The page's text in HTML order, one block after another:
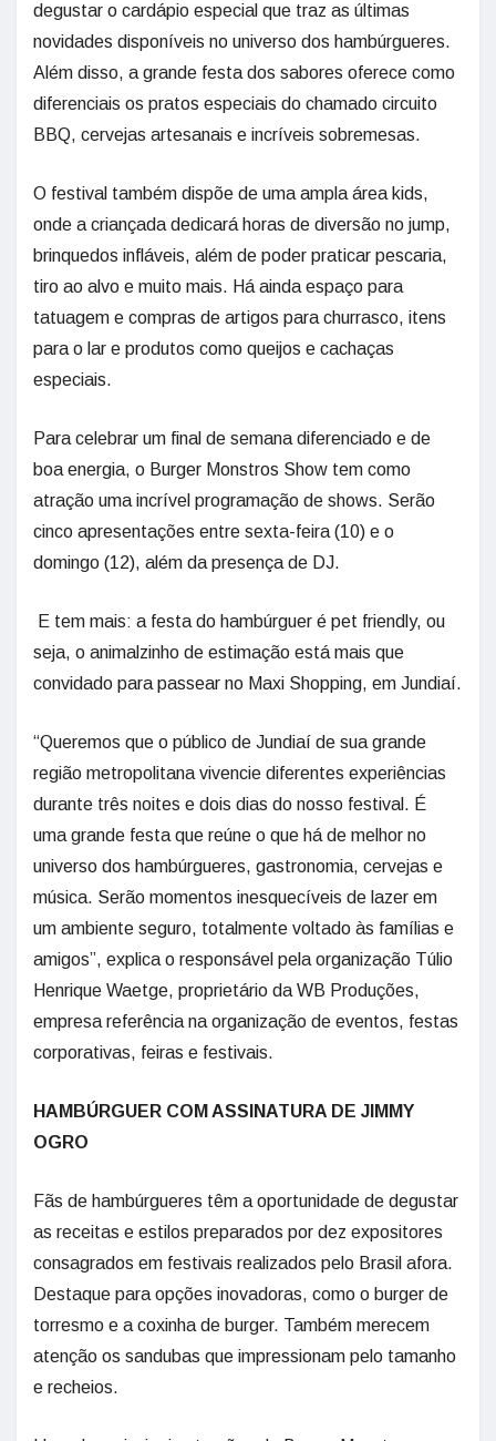
degustar o cardápio especial que traz as últimas
novidades disponíveis no universo dos hambúrgueres.
Além disso, a grande festa dos sabores oferece como
diferenciais os pratos especiais do chamado circuito
BBQ, cervejas artesanais e incríveis sobremesas.
O festival também dispõe de uma ampla área kids,
onde a criançada dedicará horas de diversão no jump,
brinquedos infláveis, além de poder praticar pescaria,
tiro ao alvo e muito mais. Há ainda espaço para
tatuagem e compras de artigos para churrasco, itens
para o lar e produtos como queijos e cachaças
especiais.
Para celebrar um final de semana diferenciado e de
boa energia, o Burger Monstros Show tem como
atração uma incrível programação de shows. Serão
cinco apresentações entre sexta-feira (10) e o
domingo (12), além da presença de DJ.
E tem mais: a festa do hambúrguer é pet friendly, ou
seja, o animalzinho de estimação está mais que
convidado para passear no Maxi Shopping, em Jundiaí.
“Queremos que o público de Jundiaí de sua grande
região metropolitana vivencie diferentes experiências
durante três noites e dois dias do nosso festival. É
uma grande festa que reúne o que há de melhor no
universo dos hambúrgueres, gastronomia, cervejas e
música. Serão momentos inesquecíveis de lazer em
um ambiente seguro, totalmente voltado às famílias e
amigos”, explica o responsável pela organização Túlio
Henrique Waetge, proprietário da WB Produções,
empresa referência na organização de eventos, festas
corporativas, feiras e festivais.
HAMBÚRGUER COM ASSINATURA DE JIMMY
OGRO
Fãs de hambúrgueres têm a oportunidade de degustar
as receitas e estilos preparados por dez expositores
consagrados em festivais realizados pelo Brasil afora.
Destaque para opções inovadoras, como o burger de
torresmo e a coxinha de burger. Também merecem
atenção os sandubas que impressionam pelo tamanho
e recheios.